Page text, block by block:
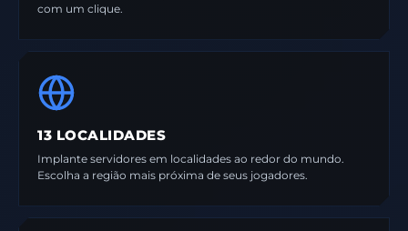
com um clique.
13 LOCALIDADES
Implante servidores em localidades ao redor do mundo.
Escolha a região mais próxima de seus jogadores.